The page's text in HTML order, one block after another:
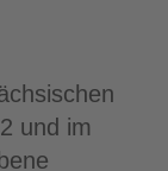
und im